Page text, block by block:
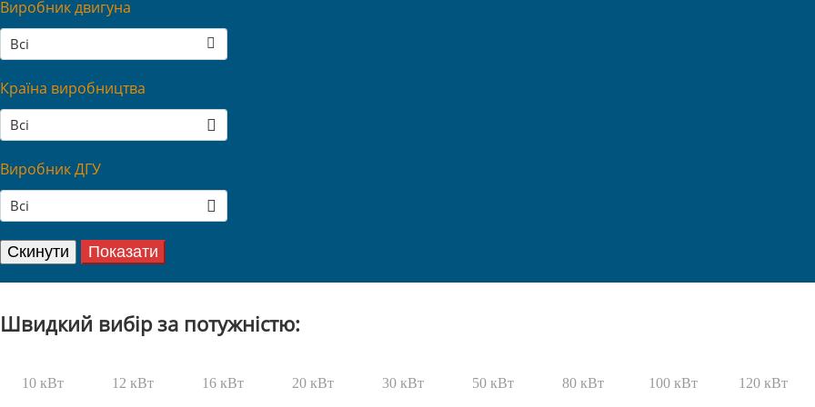
Виробник двигуна
Всі
Країна виробництва
Всі
Виробник ДГУ
Всі
Швидкий вибір за потужністю:
10 кВт 12 кВт 16 кВт 20 кВт 30 кВт 50 кВт 80 кВт 100 кВт 120 кВт